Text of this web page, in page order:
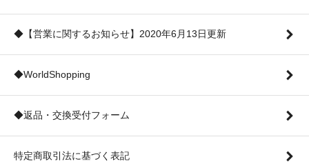
◆【営業に関するお知らせ】2020年6月13日更新
◆WorldShopping
◆返品・交換受付フォーム
特定商取引法に基づく表記